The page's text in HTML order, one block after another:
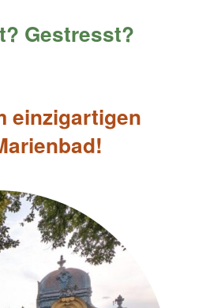
Gestresst?
einzigartigen